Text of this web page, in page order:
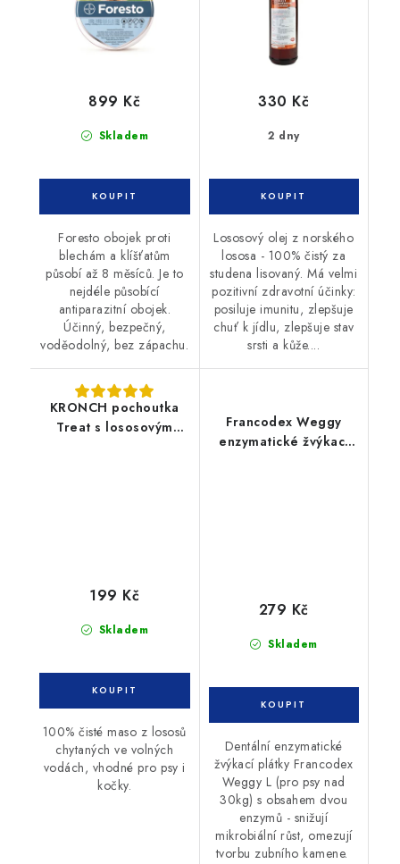
Skladem
899 Kč
Foresto obojek proti
blechám a klíšťatům
působí až 8 měsíců. Je to
nejdéle působící
antiparazitní obojek.
Účinný, bezpečný,
voděodolný, bez zápachu.
2 dny
330 Kč
Lososový olej z norského
lososa - 100% čistý za
studena lisovaný. Má velmi
pozitivní zdravotní účinky:
posiluje imunitu, zlepšuje
chuť k jídlu, zlepšuje stav
srsti a kůže....
KRONCH pochoutka
Treat s lososovým
Skladem
199 Kč
100% čisté maso z lososů
chytaných ve volných
vodách, vhodné pro psy i
kočky.
Francodex Weggy
enzymatické žvýkací
Skladem
279 Kč
Dentální enzymatické
žvýkací plátky Francodex
Weggy L (pro psy nad
30kg) s obsahem dvou
enzymů - snižují
mikrobiální růst, omezují
tvorbu zubního kamene.